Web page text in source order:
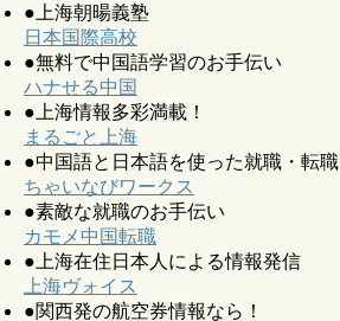
●上海朝暘義塾
日本国際高校
●無料で中国語学習のお手伝い
ハナせる中国
●上海情報多彩満載！
まるごと上海
●中国語と日本語を使った就職・転職
ちゃいなびワークス
●素敵な就職のお手伝い
カモメ中国転職
●上海在住日本人による情報発信
上海ヴォイス
●関西発の航空券情報なら！